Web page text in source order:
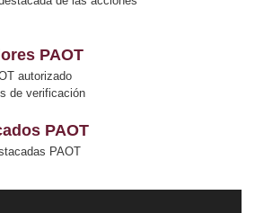
PAOT
autorizado
de verificación
PAOT
PAOT